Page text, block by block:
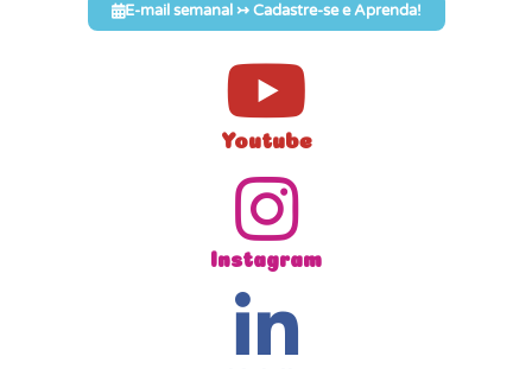
E-mail semanal ↣ Cadastre-se e Aprenda!
Youtube
Instagram